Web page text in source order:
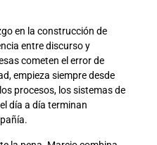
en la construcción de
entre discurso y
cometen el error de
empieza siempre desde
procesos, los sistemas de
día a día terminan